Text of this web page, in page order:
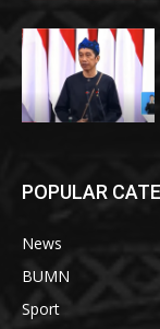
POPULAR
News
BUMN
Sport